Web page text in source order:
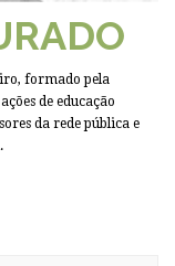
formado pela
de educação
da rede pública e